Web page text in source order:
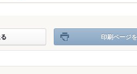
印刷ページ